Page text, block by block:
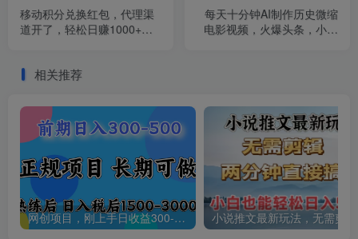
移动积分兑换红包，代理渠
道开了，轻松日赚1000+捡
每天十分钟AI制作历史微缩
电影视频，火爆头条，小白
相关推荐
网创项目，刚上手日收益300-500左右，熟悉后日收益1500-3000